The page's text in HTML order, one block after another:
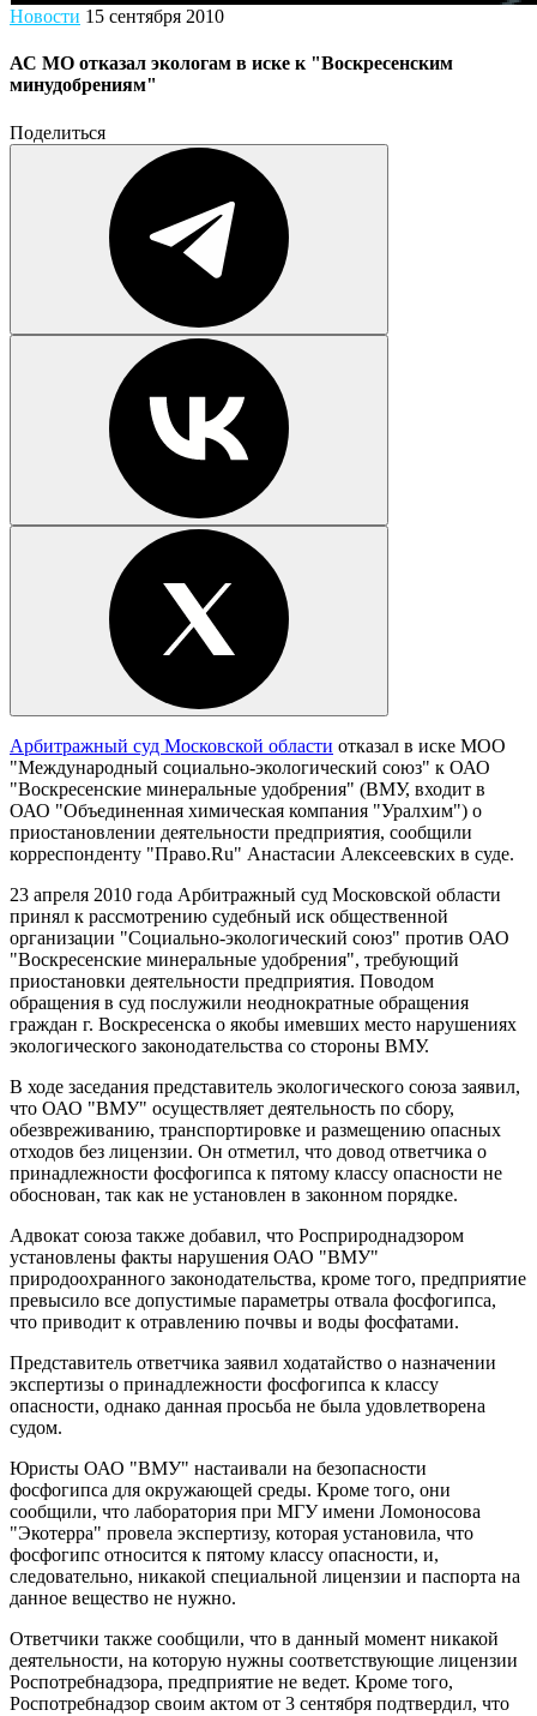
Новости 15 сентября 2010
АС МО отказал экологам в иске к "Воскресенским
минудобрениям"
Поделиться
Арбитражный суд Московской области отказал в иске МОО
"Международный социально-экологический союз" к ОАО
"Воскресенские минеральные удобрения" (ВМУ, входит в
ОАО "Объединенная химическая компания "Уралхим") о
приостановлении деятельности предприятия, сообщили
корреспонденту "Право.Ru" Анастасии Алексеевских в суде.
23 апреля 2010 года Арбитражный суд Московской области
принял к рассмотрению судебный иск общественной
организации "Социально-экологический союз" против ОАО
"Воскресенские минеральные удобрения", требующий
приостановки деятельности предприятия. Поводом
обращения в суд послужили неоднократные обращения
граждан г. Воскресенска о якобы имевших место нарушениях
экологического законодательства со стороны ВМУ.
В ходе заседания представитель экологического союза заявил,
что ОАО "ВМУ" осуществляет деятельность по сбору,
обезвреживанию, транспортировке и размещению опасных
отходов без лицензии. Он отметил, что довод ответчика о
принадлежности фосфогипса к пятому классу опасности не
обоснован, так как не установлен в законном порядке.
Адвокат союза также добавил, что Росприроднадзором
установлены факты нарушения ОАО "ВМУ"
природоохранного законодательства, кроме того, предприятие
превысило все допустимые параметры отвала фосфогипса,
что приводит к отравлению почвы и воды фосфатами.
Представитель ответчика заявил ходатайство о назначении
экспертизы о принадлежности фосфогипса к классу
опасности, однако данная просьба не была удовлетворена
судом.
Юристы ОАО "ВМУ" настаивали на безопасности
фосфогипса для окружающей среды. Кроме того, они
сообщили, что лаборатория при МГУ имени Ломоносова
"Экотерра" провела экспертизу, которая установила, что
фосфогипс относится к пятому классу опасности, и,
следовательно, никакой специальной лицензии и паспорта на
данное вещество не нужно.
Ответчики также сообщили, что в данный момент никакой
деятельности, на которую нужны соответствующие лицензии
Роспотребнадзора, предприятие не ведет. Кроме того,
Роспотребнадзор своим актом от 3 сентября подтвердил, что